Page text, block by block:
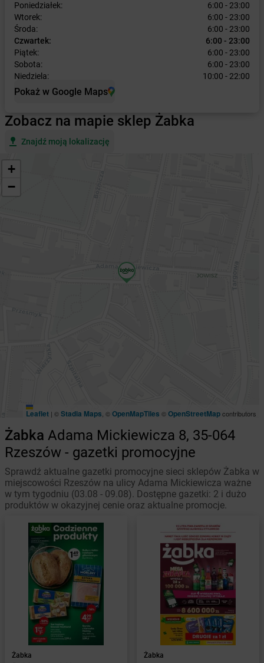
Poniedziałek:
6:00 - 23:00
Wtorek:
6:00 - 23:00
Środa:
6:00 - 23:00
Czwartek:
6:00 - 23:00
Piątek:
6:00 - 23:00
Sobota:
6:00 - 23:00
Niedziela:
10:00 - 22:00
Pokaż w Google Maps
Zobacz na mapie sklep Żabka
Znajdź moją lokalizację
+
−
Leaflet | ©Stadia Maps , ©OpenMapTiles ©OpenStreetMapcontributors
Żabka Adama Mickiewicza 8, 35-064
Rzeszów - gazetki promocyjne
Sprawdź aktualne gazetki promocyjne sieci sklepów Żabka w
miejscowości Rzeszów na ulicy Adama Mickiewicza ważne
w tym tygodniu (03.08 - 09.08). Dostępne gazetki: 2 i dużo
produktów w okazyjnej cenie oraz aktualne promocje.
Żabka
Żabka